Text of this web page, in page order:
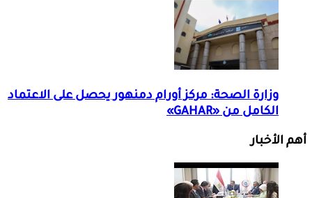
وزارة الصحة: مركز أورام دمنهور يحصل على الاعتماد
الكامل من «GAHAR»
أهم الأخبار